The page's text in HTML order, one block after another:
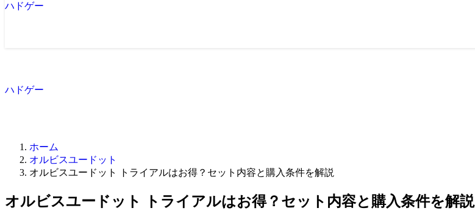
ハドゲー
ハドゲー
ホーム
オルビスユードット
オルビスユードット トライアルはお得？セット内容と購入条件を解説
オルビスユードット トライアルはお得？セット内容と購入条件を解説